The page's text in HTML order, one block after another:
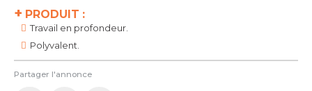
+ PRODUIT :
Travail en profondeur.
Polyvalent.
Partager l'annonce